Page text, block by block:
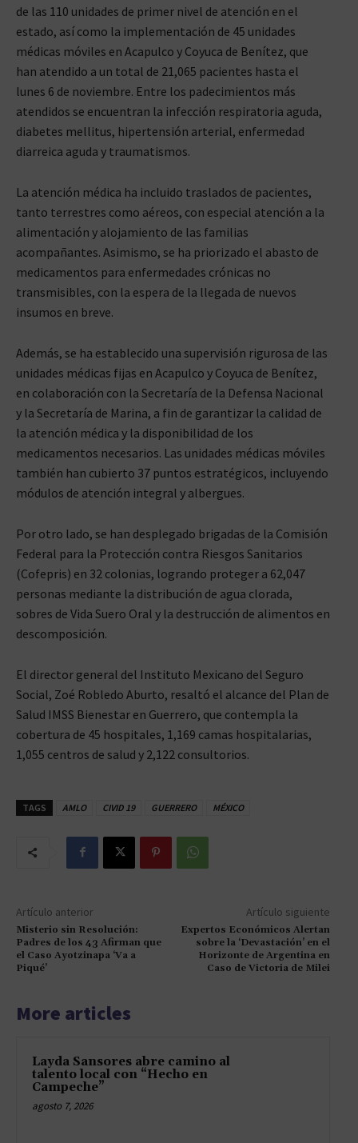
de las 110 unidades de primer nivel de atención en el
estado, así como la implementación de 45 unidades
médicas móviles en Acapulco y Coyuca de Benítez, que
han atendido a un total de 21,065 pacientes hasta el
lunes 6 de noviembre. Entre los padecimientos más
atendidos se encuentran la infección respiratoria aguda,
diabetes mellitus, hipertensión arterial, enfermedad
diarreica aguda y traumatismos.
La atención médica ha incluido traslados de pacientes,
tanto terrestres como aéreos, con especial atención a la
alimentación y alojamiento de las familias
acompañantes. Asimismo, se ha priorizado el abasto de
medicamentos para enfermedades crónicas no
transmisibles, con la espera de la llegada de nuevos
insumos en breve.
Además, se ha establecido una supervisión rigurosa de las
unidades médicas fijas en Acapulco y Coyuca de Benítez,
en colaboración con la Secretaría de la Defensa Nacional
y la Secretaría de Marina, a fin de garantizar la calidad de
la atención médica y la disponibilidad de los
medicamentos necesarios. Las unidades médicas móviles
también han cubierto 37 puntos estratégicos, incluyendo
módulos de atención integral y albergues.
Por otro lado, se han desplegado brigadas de la Comisión
Federal para la Protección contra Riesgos Sanitarios
(Cofepris) en 32 colonias, logrando proteger a 62,047
personas mediante la distribución de agua clorada,
sobres de Vida Suero Oral y la destrucción de alimentos en
descomposición.
El director general del Instituto Mexicano del Seguro
Social, Zoé Robledo Aburto, resaltó el alcance del Plan de
Salud IMSS Bienestar en Guerrero, que contempla la
cobertura de 45 hospitales, 1,169 camas hospitalarias,
1,055 centros de salud y 2,122 consultorios.
TAGS AMLO CIVID 19 GUERRERO MÉXICO
Artículo anterior
Misterio sin Resolución:
Padres de los 43 Afirman que
el Caso Ayotzinapa ‘Va a
Piqué’
Artículo siguiente
Expertos Económicos Alertan
sobre la ‘Devastación’ en el
Horizonte de Argentina en
Caso de Victoria de Milei
More articles
Layda Sansores abre camino al
talento local con “Hecho en
Campeche”
agosto 7, 2026